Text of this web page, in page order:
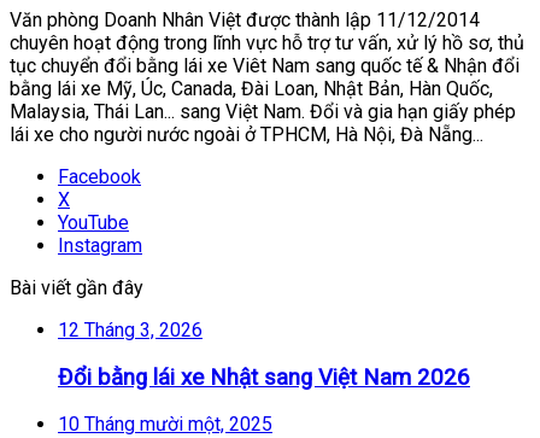
Văn phòng Doanh Nhân Việt được thành lập 11/12/2014
chuyên hoạt động trong lĩnh vực hỗ trợ tư vấn, xử lý hồ sơ, thủ
tục chuyển đổi bằng lái xe Viêt Nam sang quốc tế & Nhận đổi
bằng lái xe Mỹ, Úc, Canada, Đài Loan, Nhật Bản, Hàn Quốc,
Malaysia, Thái Lan... sang Việt Nam. Đổi và gia hạn giấy phép
lái xe cho người nước ngoài ở TPHCM, Hà Nội, Đà Nẵng...
Facebook
X
YouTube
Instagram
Bài viết gần đây
12 Tháng 3, 2026
Đổi bằng lái xe Nhật sang Việt Nam 2026
10 Tháng mười một, 2025